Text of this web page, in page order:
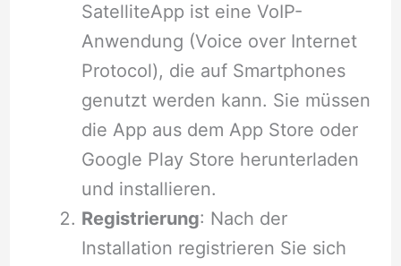
SatelliteApp ist eine VoIP-
Anwendung (Voice over Internet
Protocol), die auf Smartphones
genutzt werden kann. Sie müssen
die App aus dem App Store oder
Google Play Store herunterladen
und installieren.
Registrierung: Nach der
Installation registrieren Sie sich